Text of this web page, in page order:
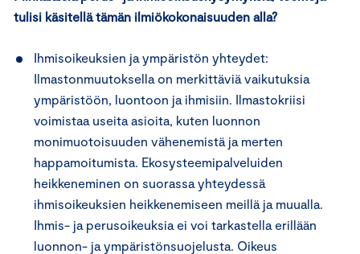
tulisi käsitellä tämän ilmiökokonaisuuden alla?
Ihmisoikeuksien ja ympäristön yhteydet:
Ilmastonmuutoksella on merkittäviä vaikutuksia
ympäristöön, luontoon ja ihmisiin. Ilmastokriisi
voimistaa useita asioita, kuten luonnon
monimuotoisuuden vähenemistä ja merten
happamoitumista. Ekosysteemipalveluiden
heikkeneminen on suorassa yhteydessä
ihmisoikeuksien heikkenemiseen meillä ja muualla.
Ihmis- ja perusoikeuksia ei voi tarkastella erillään
luonnon- ja ympäristönsuojelusta. Oikeus